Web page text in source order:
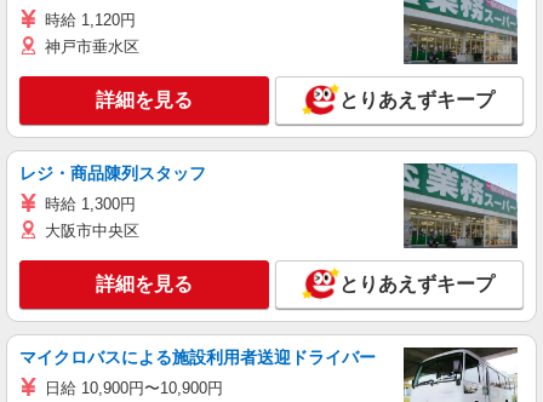
時給 1,120円
神戸市垂水区
詳細を見る とりあえずキープ
レジ・商品陳列スタッフ
時給 1,300円
大阪市中央区
詳細を見る とりあえずキープ
マイクロバスによる施設利用者送迎ドライバー
日給 10,900円〜10,900円